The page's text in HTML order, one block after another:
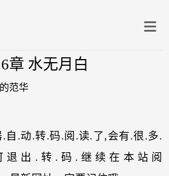
章 水无月白
范华
自.动.转.码.阅.读.了,会有.很.多.
出.转.码.继续在本站阅